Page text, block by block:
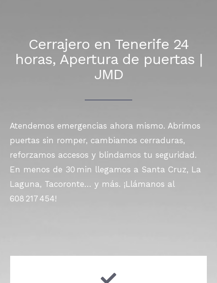
Cerrajero en Tenerife 24
horas, Apertura de puertas |
JMD
Atendemos emergencias ahora mismo. Abrimos
puertas sin romper, cambiamos cerraduras,
reforzamos accesos y blindamos tu seguridad.
En menos de 30 min llegamos a Santa Cruz, La
Laguna, Tacoronte… y más. ¡Llámanos al
608 217 454!